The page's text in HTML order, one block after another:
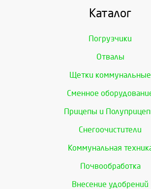
Каталог
Погрузчики
Отвалы
Щетки коммунальные
Сменное
Прицепы и
Снегоочистители
Коммунальная
Почвообработка
Внесение удобрений